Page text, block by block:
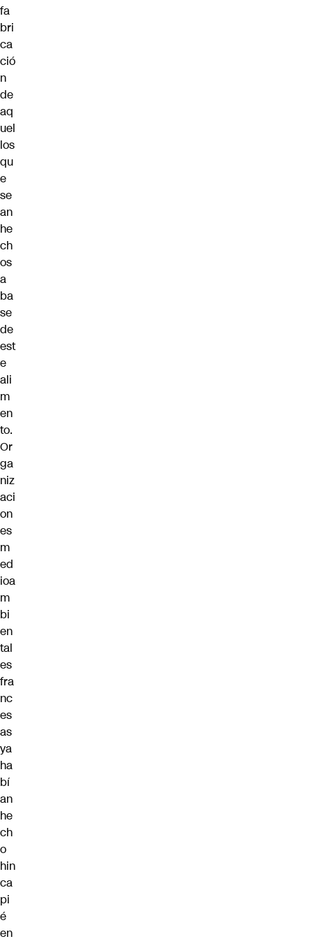
fa
bri
ca
ció
n
de
aq
uel
los
qu
e
se
an
he
ch
os
a
ba
se
de
est
e
ali
m
en
to.
Or
ga
niz
aci
on
es
m
ed
ioa
m
bi
en
tal
es
fra
nc
es
as
ya
ha
bí
an
he
ch
o
hin
ca
pi
é
en